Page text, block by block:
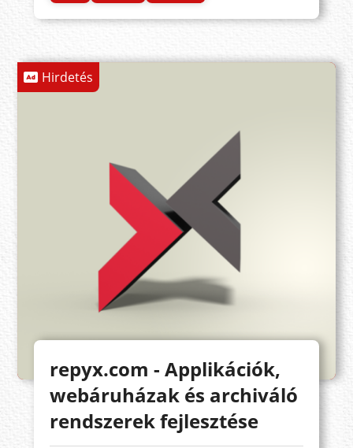
Hirdetés
repyx.com - Applikációk,
webáruházak és archiváló
rendszerek fejlesztése